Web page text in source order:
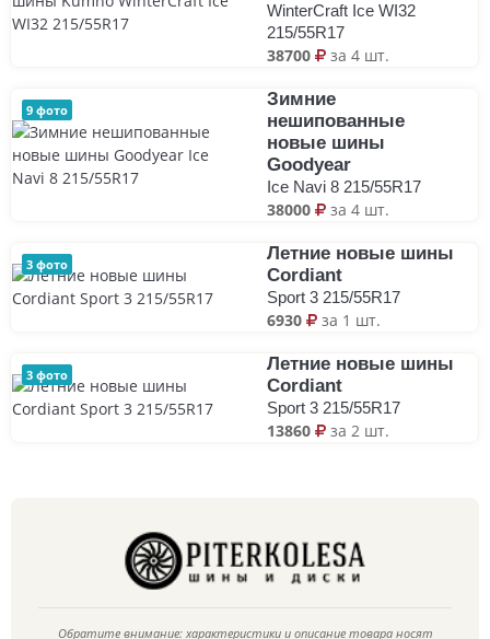
WinterCraft Ice WI32
215/55R17
38700 за 4 шт.
9 фото
Зимние
нешипованные
новые шины
Goodyear
Ice Navi 8 215/55R17
38000 за 4 шт.
3 фото
Летние новые шины
Cordiant
Sport 3 215/55R17
6930 за 1 шт.
3 фото
Летние новые шины
Cordiant
Sport 3 215/55R17
13860 за 2 шт.
Обратите внимание: характеристики и описание товара носят